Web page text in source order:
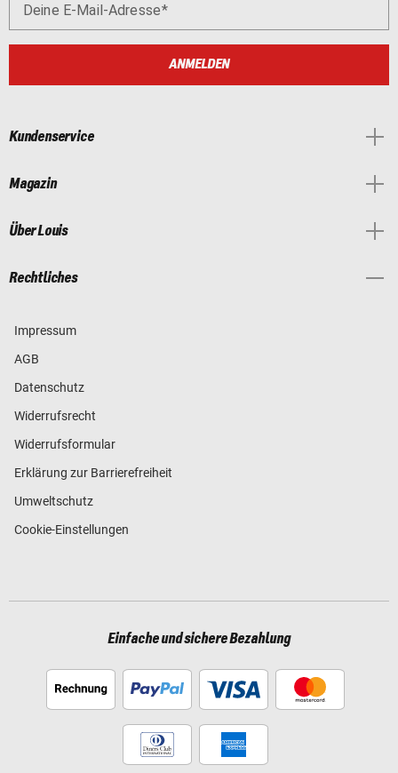
Deine E-Mail-Adresse
ANMELDEN
Kundenservice
Magazin
Über Louis
Rechtliches
Impressum
AGB
Datenschutz
Widerrufsrecht
Widerrufsformular
Erklärung zur Barrierefreiheit
Umweltschutz
Cookie-Einstellungen
Einfache und sichere Bezahlung